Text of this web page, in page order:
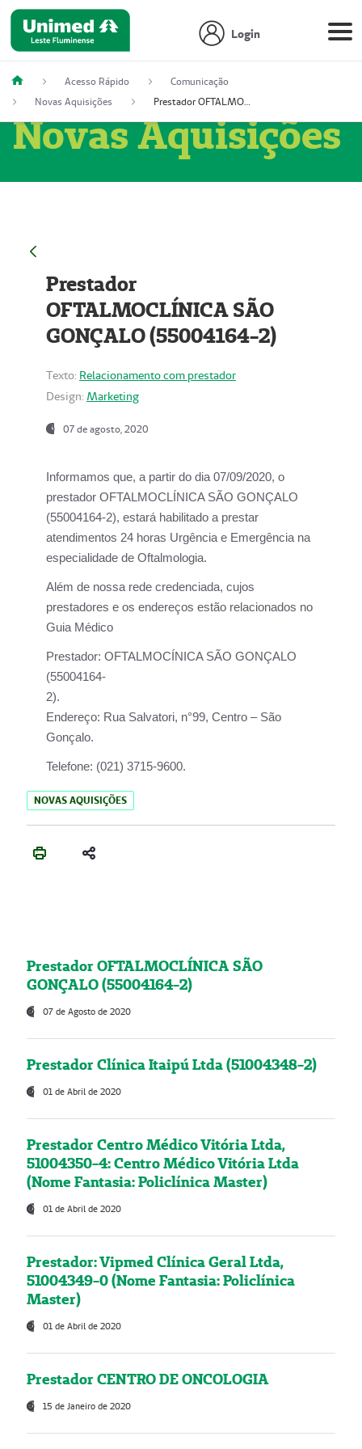
Login
Acesso Rápido
Comunicação
Novas Aquisições
Prestador OFTALMOCLÍNICA SÃO GONÇALO (55004164-2)
Novas Aquisições
Prestador
OFTALMOCLÍNICA SÃO
GONÇALO (55004164-2)
Texto: Relacionamento com prestador
Design: Marketing
07 de agosto, 2020
Informamos que, a partir do dia 07/09/2020, o
prestador OFTALMOCLÍNICA SÃO GONÇALO
(55004164-2), estará habilitado a prestar
atendimentos 24 horas Urgência e Emergência na
especialidade de Oftalmologia.
Além de nossa rede credenciada, cujos
prestadores e os endereços estão relacionados no
Guia Médico
Prestador: OFTALMOCÍNICA SÃO GONÇALO
(55004164-
2).
Endereço: Rua Salvatori, n°99, Centro – São
Gonçalo.
Telefone: (021) 3715-9600.
NOVAS AQUISIÇÕES
Prestador OFTALMOCLÍNICA SÃO
GONÇALO (55004164-2)
07 de Agosto de 2020
Prestador Clínica Itaipú Ltda (51004348-2)
01 de Abril de 2020
Prestador Centro Médico Vitória Ltda,
51004350-4: Centro Médico Vitória Ltda
(Nome Fantasia: Policlínica Master)
01 de Abril de 2020
Prestador: Vipmed Clínica Geral Ltda,
51004349-0 (Nome Fantasia: Policlínica
Master)
01 de Abril de 2020
Prestador CENTRO DE ONCOLOGIA
15 de Janeiro de 2020